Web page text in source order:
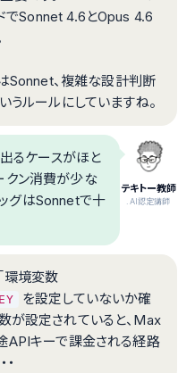
でSonnet 4.6とOpus 4.6
Sonnet、複雑な設計判断
うルールにしていますね。
テキトー教師
.AI認定講師
るケースがほと
クン消費が少な
グはSonnetで十
環境変数
を設定していないか確
が設定されていると、Max
APIキーで課金される経路